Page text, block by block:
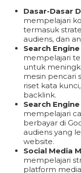
Dasar-Dasar
mempelajari
termasuk
audiens, dan
Search
mempelajari
untuk
mesin pencari
riset kata
backlink.
Search
mempelajari
berbayar di
audiens yang
website.
Social Media
mempelajari
platform